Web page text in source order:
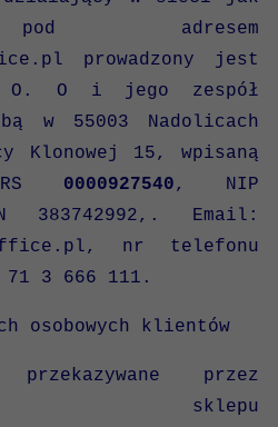
pod adresem
prowadzony jest
O. O i jego zespół
w 55003 Nadolicach
Klonowej 15, wpisaną
0000927540, NIP
383742992,. Email:
nr telefonu
71 3 666 111.
osobowych klientów
przekazywane przez
sklepu